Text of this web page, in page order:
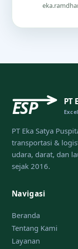
ESP PT
PT Eka Satya
transportasi &
udara, darat, dan
sejak 2016.
Navigasi
Beranda
Tentang Kami
Layanan